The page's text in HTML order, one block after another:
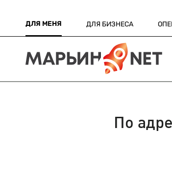
ДЛЯ МЕНЯ ДЛЯ БИЗНЕСА
По